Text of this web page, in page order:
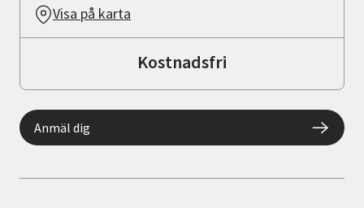
Visa på karta
Kostnadsfri
Anmäl dig